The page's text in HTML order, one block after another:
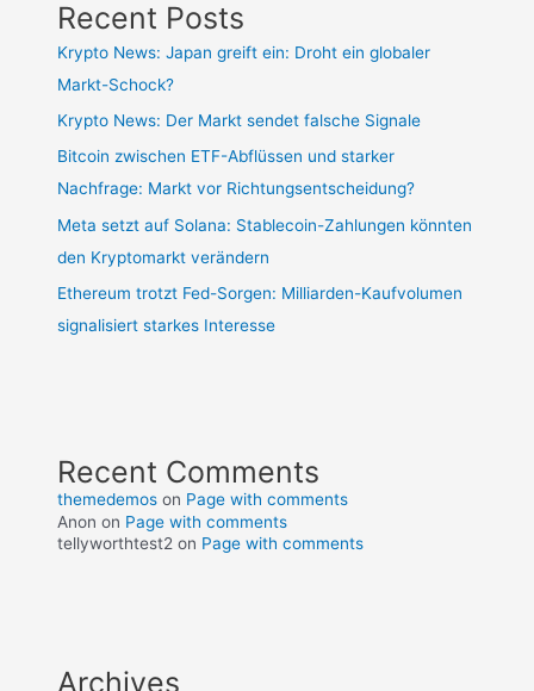
Recent Posts
Krypto News: Japan greift ein: Droht ein globaler
Markt-Schock?
Krypto News: Der Markt sendet falsche Signale
Bitcoin zwischen ETF-Abflüssen und starker
Nachfrage: Markt vor Richtungsentscheidung?
Meta setzt auf Solana: Stablecoin-Zahlungen könnten
den Kryptomarkt verändern
Ethereum trotzt Fed-Sorgen: Milliarden-Kaufvolumen
signalisiert starkes Interesse
Recent Comments
themedemos on Page with comments
Anon on Page with comments
tellyworthtest2 on Page with comments
Archives